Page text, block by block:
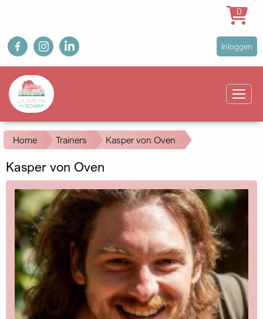
Overslaan
en
naar
inhoud
gaan
fb ig in
User
account
Inloggen
Main
navigation
0
Kruimelpad
Home Trainers Kasper von Oven
Kasper von Oven